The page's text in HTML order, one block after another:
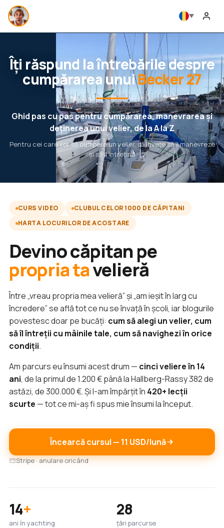
Îți răspund la întrebările despre
cumpărarea unuiBecker 27
Ghid pas cu pas pentru cumpărarea, manevrarea și
deținerea unui velier, de la A la Z
Pentru cei care vor să cumpere un velier, să învețe să îl manevreze
și să îl întrețină
CURS VIDEO
CLUBUL CELOR 1000 DE CĂPITANI
HARTA LOCURILOR DE ACOSTARE
Devino căpitan pe
propria tavelieră
Între „vreau propria mea velieră” și „am ieșit în larg cu
încredere” se află tot ce nu se învață în școli, iar blogurile
povestesc doar pe bucăți: cum să alegi un velier, cum
să îl întreții cu mâinile tale, cum să navighezi în orice
condiții.
Am parcurs eu însumi acest drum — cinci veliere în 14
ani, de la primul de 1.200 € până la Hallberg-Rassy 382 de
astăzi, de 300.000 €. Și l-am împărțit în 420+ lecții
scurte — tot ce mi-aș fi spus mie însumi la început.
Încearcă cursul — 11 USD/lună
Stripe · anulare oricând
14+
ani în yachting
28
țări parcurse